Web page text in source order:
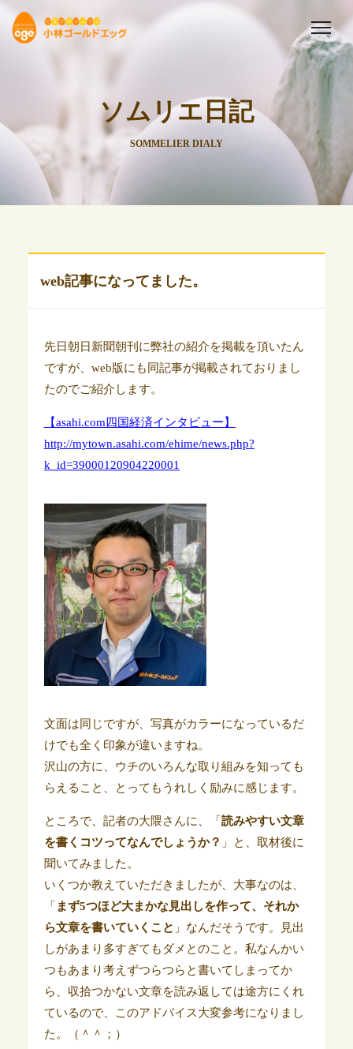
ソムリエ日記
SOMMELIER DIALY
web記事になってました。
先日朝日新聞朝刊に弊社の紹介を掲載を頂いたん
ですが、web版にも同記事が掲載されておりまし
たのでご紹介します。
【asahi.com四国経済インタビュー】
http://mytown.asahi.com/ehime/news.php?
k_id=39000120904220001
文面は同じですが、写真がカラーになっているだ
けでも全く印象が違いますね。
沢山の方に、ウチのいろんな取り組みを知っても
らえること、とってもうれしく励みに感じます。
ところで、記者の大隈さんに、「 読みやすい文章
を書くコツってなんでしょうか？ 」と、取材後に
聞いてみました。
いくつか教えていただきましたが、大事なのは、
「 まず5つほど大まかな見出しを作って、それか
ら文章を書いていくこと 」なんだそうです。見出
しがあまり多すぎてもダメとのこと。私なんかい
つもあまり考えずつらつらと書いてしまってか
ら、収拾つかない文章を読み返しては途方にくれ
ているので、このアドバイス大変参考になりまし
た。（＾＾；）